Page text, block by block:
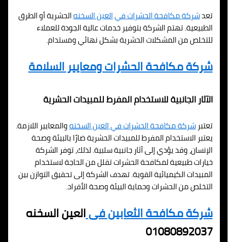
تعدشركة مكافحة الحشرات فيالعين السخنهالحشرية أو الطرق
الطبيعية. تهتم الشركة بتوفير خدمات عالية الجودة للعملاء
للتخلص من المشكلات الحشرية بشكل نهائي ومستدام.
شركة مكافحة الحشرات ومعايير السلامة
الآثار الجانبية للاستخدام المفرط للمبيدات الحشرية
تعتبرشركة مكافحة الحشرات فيالعين السخنهوالمعايير اللازمة.
يعتبر الاستخدام المفرط للمبيدات الحشرية ضارًا بالبيئة وصحة
الإنسان، وقد يؤدي إلى آثار جانبية سلبية. لذلك، توفر الشركة
خيارات طبيعية لمكافحة الحشرات تقلل من الحاجة لاستخدام
المبيدات الكيميائية القوية. تهدف الشركة إلى تحقيق التوازن بين
التخلص من الحشرات وحماية البيئة وصحة الأفراد.
شركة مكافحة الثعابين فىالعين السخنه
01080892037